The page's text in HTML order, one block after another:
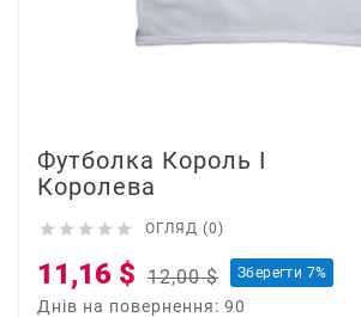
Футболка Король І
Королева
     ОГЛЯД (0)
11,16 $ 12,00 $ Зберегти 7%
Днів на повернення: 90